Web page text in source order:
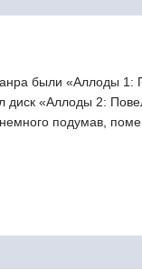
были «Аллоды 1:
«Аллоды 2:
подумав,